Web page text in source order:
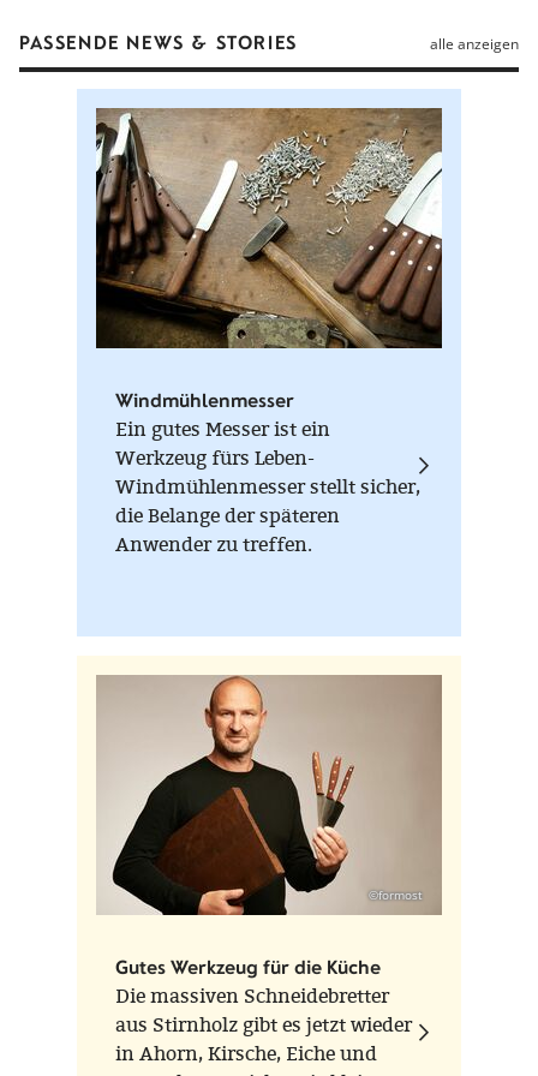
PASSENDE NEWS & STORIES alle anzeigen
Windmühlenmesser
Ein gutes Messer ist ein
Werkzeug fürs Leben-
Windmühlenmesser stellt sicher,
die Belange der späteren
Anwender zu treffen.
©formost
Gutes Werkzeug für die Küche
Die massiven Schneidebretter
aus Stirnholz gibt es jetzt wieder
in Ahorn, Kirsche, Eiche und